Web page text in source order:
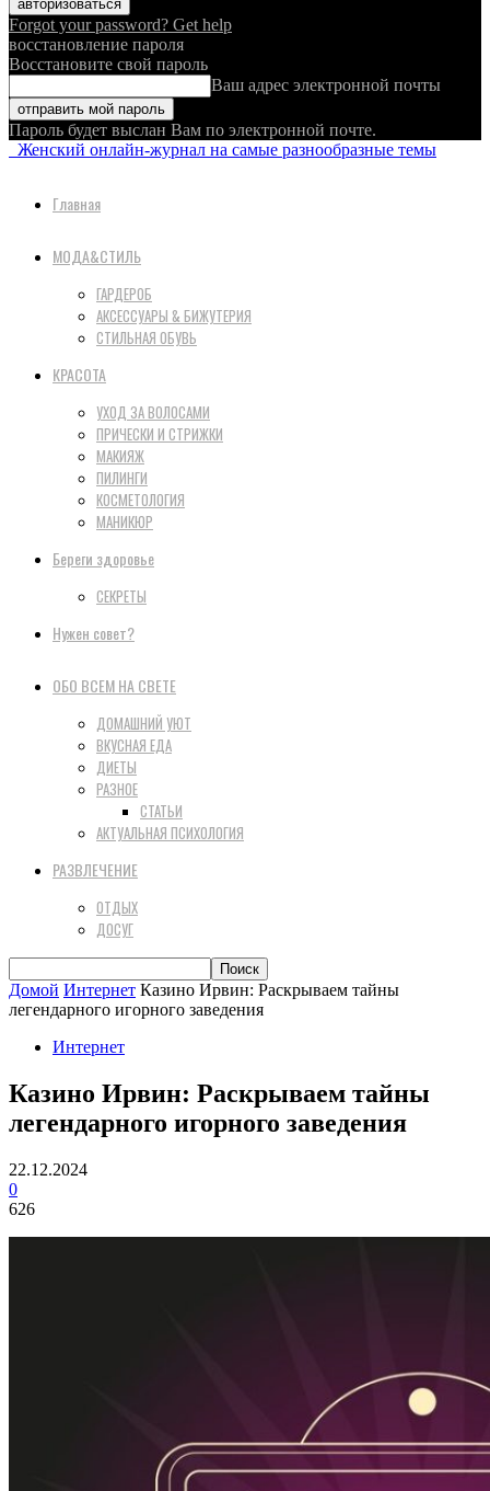
Forgot your password? Get help
восстановление пароля
Восстановите свой пароль
Ваш адрес электронной почты
Пароль будет выслан Вам по электронной почте.
Женский онлайн-журнал на самые разнообразные темы
Главная
МОДА&СТИЛЬ
ГАРДЕРОБ
АКСЕССУАРЫ & БИЖУТЕРИЯ
СТИЛЬНАЯ ОБУВЬ
КРАСОТА
УХОД ЗА ВОЛОСАМИ
ПРИЧЕСКИ И СТРИЖКИ
МАКИЯЖ
ПИЛИНГИ
КОСМЕТОЛОГИЯ
МАНИКЮР
Береги здоровье
СЕКРЕТЫ
Нужен совет?
ОБО ВСЕМ НА СВЕТЕ
ДОМАШНИЙ УЮТ
ВКУСНАЯ ЕДА
ДИЕТЫ
РАЗНОЕ
СТАТЬИ
АКТУАЛЬНАЯ ПСИХОЛОГИЯ
РАЗВЛЕЧЕНИЕ
ОТДЫХ
ДОСУГ
Домой Интернет Казино Ирвин: Раскрываем тайны
легендарного игорного заведения
Интернет
Казино Ирвин: Раскрываем тайны
легендарного игорного заведения
22.12.2024
0
626